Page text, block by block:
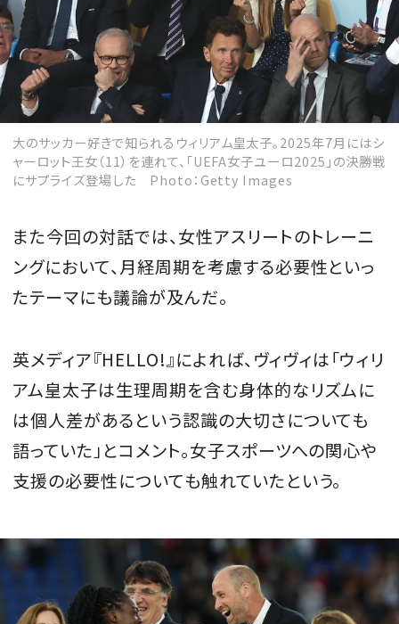
大のサッカー好きで知られるウィリアム皇太子。2025年7月にはシ
ャーロット王女（11）を連れて、「UEFA女子ユーロ2025」の決勝戦
にサプライズ登場した Photo：Getty Images
また今回の対話では、女性アスリートのトレーニ
ングにおいて、月経周期を考慮する必要性といっ
たテーマにも議論が及んだ。
英メディア『HELLO!』によれば、ヴィヴィは「ウィリ
アム皇太子は生理周期を含む身体的なリズムに
は個人差があるという認識の大切さについても
語っていた」とコメント。女子スポーツへの関心や
支援の必要性についても触れていたという。